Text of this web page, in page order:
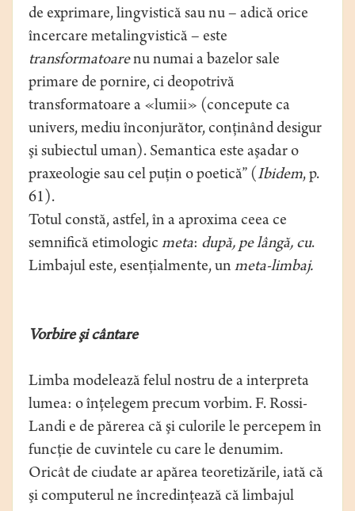
de exprimare, lingvistică sau nu – adică orice
încercare metalingvistică – este
transformatoarenu numai a bazelor sale
primare de pornire, ci deopotrivă
transformatoare a «lumii» (concepute ca
univers, mediu înconjurător, conţinând desigur
şi subiectul uman). Semantica este aşadar o
praxeologie sau cel puţin o poetică” (Ibidem, p.
61).
Totul constă, astfel, în a aproxima ceea ce
semnifică etimologic meta: după, pe lângă, cu.
Limbajul este, esenţialmente, un meta-limbaj.
Vorbire şi cântare
Limba modelează felul nostru de a interpreta
lumea: o înţelegem precum vorbim. F. Rossi-
Landi e de părerea că şi culorile le percepem în
funcţie de cuvintele cu care le denumim.
Oricât de ciudate ar apărea teoretizările, iată că
şi computerul ne încredinţează că limbajul